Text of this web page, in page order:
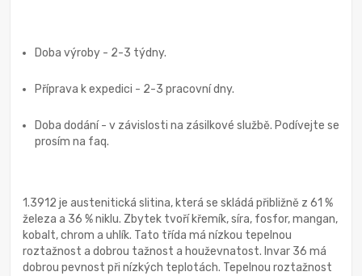
Doba výroby - 2-3 týdny.
Příprava k expedici - 2-3 pracovní dny.
Doba dodání - v závislosti na zásilkové službě. Podívejte se
prosím na faq.
1.3912 je austenitická slitina, která se skládá přibližně z 61 %
železa a 36 % niklu. Zbytek tvoří křemík, síra, fosfor, mangan,
kobalt, chrom a uhlík. Tato třída má nízkou tepelnou
roztažnost a dobrou tažnost a houževnatost. Invar 36 má
dobrou pevnost při nízkých teplotách. Tepelnou roztažnost